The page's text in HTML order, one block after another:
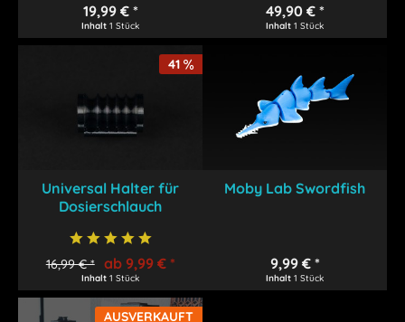
19,99 € *
Inhalt1 Stück
49,90 € *
Inhalt1 Stück
41
Universal Halter für
Dosierschlauch
16,99 € * ab 9,99 € *
Inhalt1 Stück
Moby Lab Swordfish
9,99 € *
Inhalt1 Stück
AUSVERKAUFT